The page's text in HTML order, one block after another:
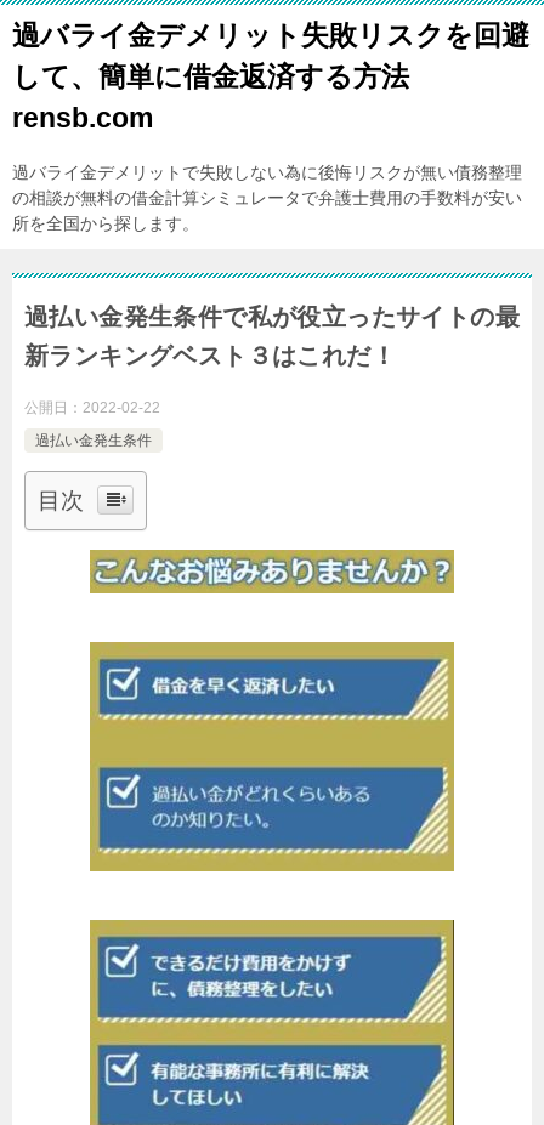
過バライ金デメリット失敗リスクを回避
して、簡単に借金返済する方法
rensb.com
過バライ金デメリットで失敗しない為に後悔リスクが無い債務整理
の相談が無料の借金計算シミュレータで弁護士費用の手数料が安い
所を全国から探します。
過払い金発生条件で私が役立ったサイトの最
新ランキングベスト３はこれだ！
公開日： 2022-02-22
過払い金発生条件
目次